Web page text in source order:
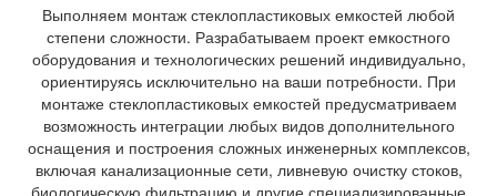
Выполняем монтаж стеклопластиковых емкостей любой
степени сложности. Разрабатываем проект емкостного
оборудования и технологических решений индивидуально,
ориентируясь исключительно на ваши потребности. При
монтаже стеклопластиковых емкостей предусматриваем
возможность интеграции любых видов дополнительного
оснащения и построения сложных инженерных комплексов,
включая канализационные сети, ливневую очистку стоков,
биологическую фильтрацию и другие специализированные